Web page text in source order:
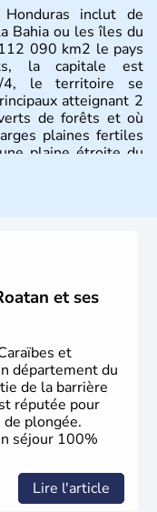
inclut de
Bahia ou les îles du
090 km2 le pays
la capitale est
4, le territoire se
atteignant 2
de forêts et où
plaines fertiles
plaine étroite du
et ses
et
département du
de la barrière
réputée pour
plongée.
séjour 100%
Lire l'article